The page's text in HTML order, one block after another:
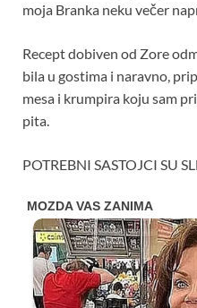
moja Branka neku večer
Recept dobiven od Zore
bila u gostima i naravno,
mesa i krumpira koju sam
pita.
POTREBNI SASTOJCI SU